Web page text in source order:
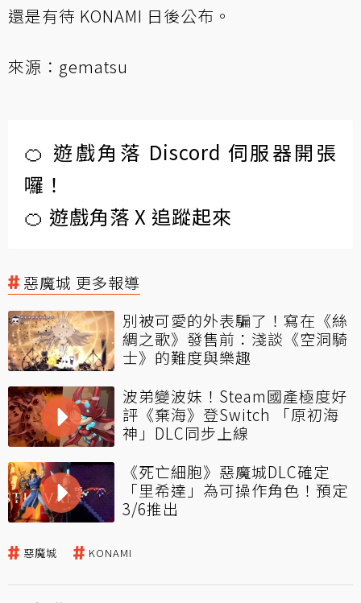
還是有待 KONAMI 日後公布。
來源： gematsu
🍊 遊戲角落 Discord 伺服器開張
囉！
🍊 遊戲角落 X 追蹤起來
惡魔城 更多報導
別被可愛的外表騙了！寫在《絲
綢之歌》發售前：淺談《空洞騎
士》的難度與樂趣
波弟變波妹！Steam國產極度好
評《棄海》登Switch 「原初海
神」DLC同步上線
《死亡細胞》惡魔城DLC確定
「里希達」為可操作角色！預定
3/6推出
惡魔城 KONAMI